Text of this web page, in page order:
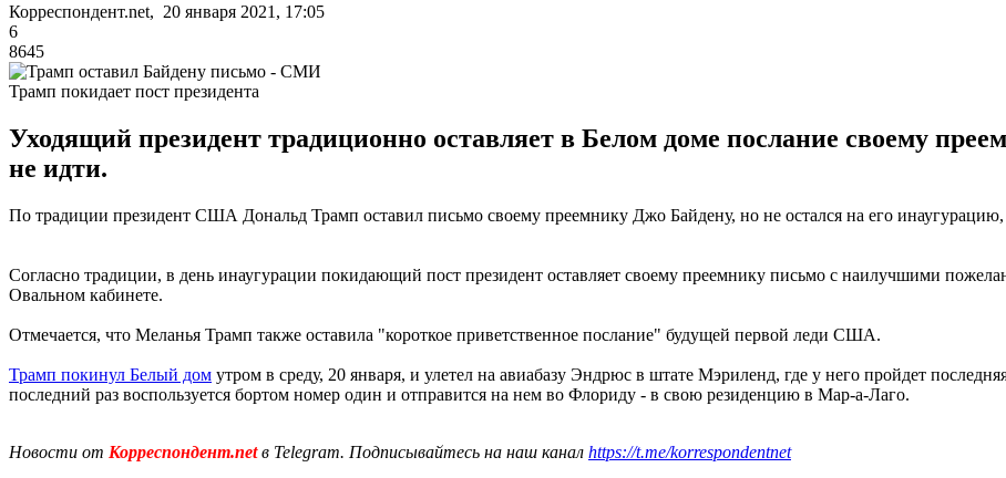
Корреспондент.net, 20 января 2021, 17:05
6
8645
Трамп покидает пост президента
Уходящий президент традиционно оставляет в Белом доме послание своему
не идти.
По традиции президент США Дональд Трамп оставил письмо своему преемнику Джо Байдену, но не остался на его инаугурацию,
Согласно традиции, в день инаугурации покидающий пост президент оставляет своему преемнику письмо с наилучшими
Овальном кабинете.
Отмечается, что Меланья Трамп также оставила "короткое приветственное послание" будущей первой леди США.
Трамп покинул Белый дом утром в среду, 20 января, и улетел на авиабазу Эндрюс в штате Мэриленд, где у него пройдет
последний раз воспользуется бортом номер один и отправится на нем во Флориду - в свою резиденцию в Мар-а-Лаго.
Новости от Корреспондент.netв Telegram. Подписывайтесь на наш канал https://t.me/korrespondentnet